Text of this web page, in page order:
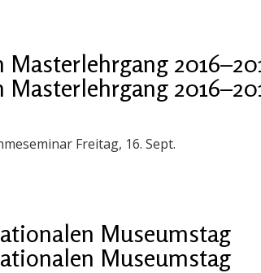
Freitag, 16. Sept.
Museumstag
Museumstag